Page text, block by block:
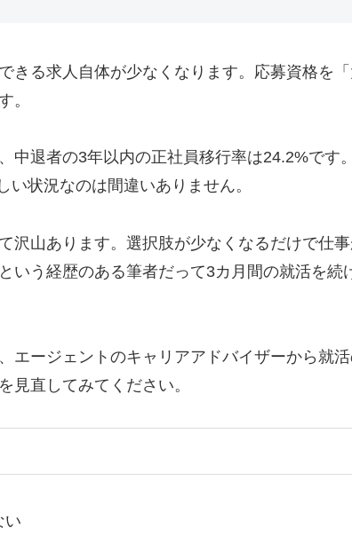
きる求人自体が少なくなります。応募資格を
。
中退者の3年以内の正社員移行率は24.2%です
状況なのは間違いありません。
沢山あります。選択肢が少なくなるだけで仕
いう経歴のある筆者だって3カ月間の就活を続
エージェントのキャリアアドバイザーから就
見直してみてください。
い